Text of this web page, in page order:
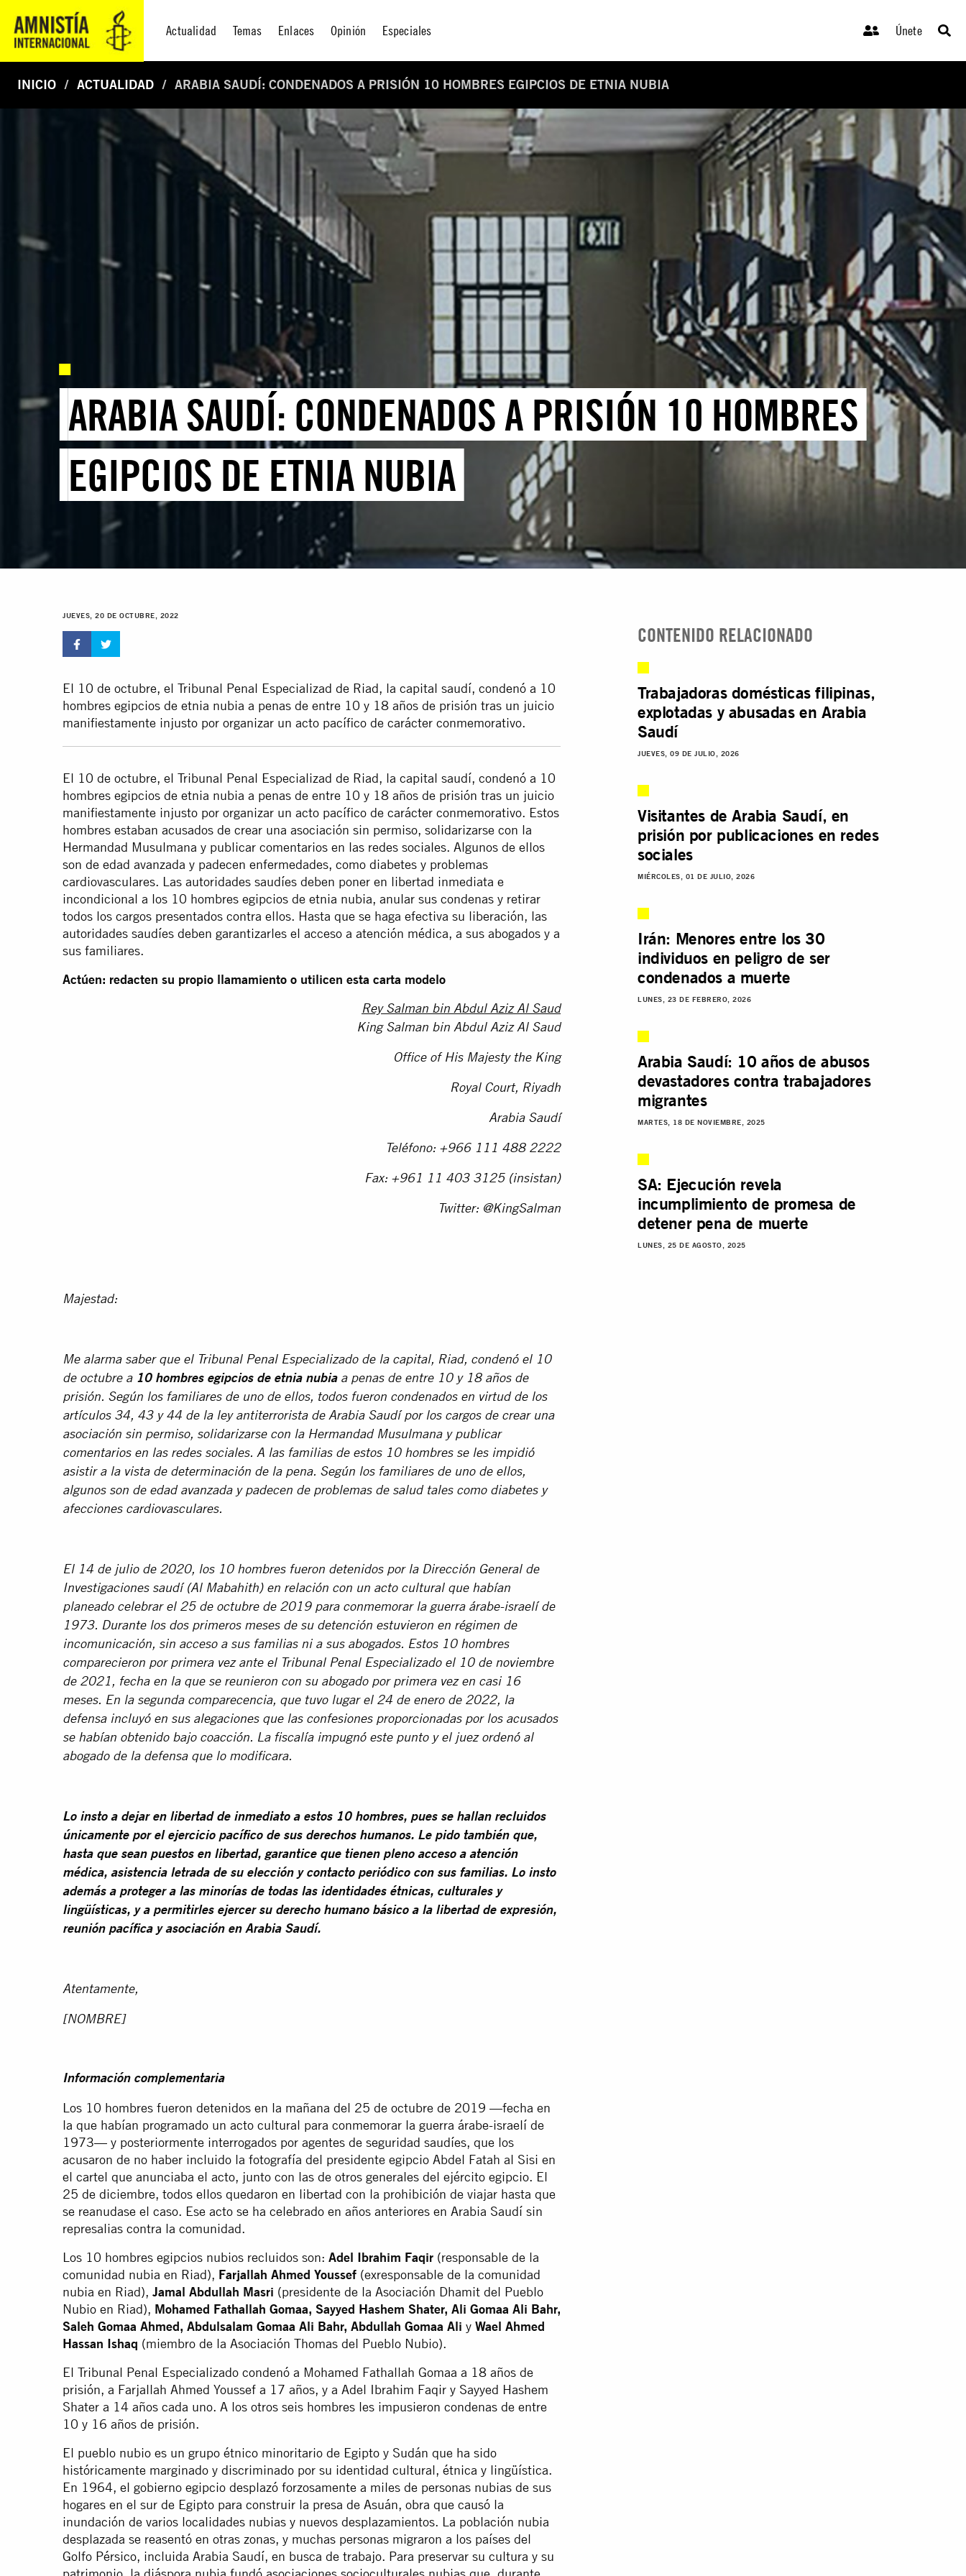
Actualidad Temas Enlaces Opinión Especiales Únete
INICIO ACTUALIDAD ARABIA SAUDÍ: CONDENADOS A PRISIÓN 10 HOMBRES EGIPCIOS DE ETNIA NUBIA
ARABIA SAUDÍ: CONDENADOS A PRISIÓN 10 HOMBRES
EGIPCIOS DE ETNIA NUBIA
JUEVES, 20 DE OCTUBRE, 2022
El 10 de octubre, el Tribunal Penal Especializad de Riad, la capital saudí, condenó a 10
hombres egipcios de etnia nubia a penas de entre 10 y 18 años de prisión tras un juicio
manifiestamente injusto por organizar un acto pacífico de carácter conmemorativo.
El 10 de octubre, el Tribunal Penal Especializad de Riad, la capital saudí, condenó a 10
hombres egipcios de etnia nubia a penas de entre 10 y 18 años de prisión tras un juicio
manifiestamente injusto por organizar un acto pacífico de carácter conmemorativo. Estos
hombres estaban acusados de crear una asociación sin permiso, solidarizarse con la
Hermandad Musulmana y publicar comentarios en las redes sociales. Algunos de ellos
son de edad avanzada y padecen enfermedades, como diabetes y problemas
cardiovasculares. Las autoridades saudíes deben poner en libertad inmediata e
incondicional a los 10 hombres egipcios de etnia nubia, anular sus condenas y retirar
todos los cargos presentados contra ellos. Hasta que se haga efectiva su liberación, las
autoridades saudíes deben garantizarles el acceso a atención médica, a sus abogados y a
sus familiares.
Actúen: redacten su propio llamamiento o utilicen esta carta modelo
Rey Salman bin Abdul Aziz Al Saud
King Salman bin Abdul Aziz Al Saud
Office of His Majesty the King
Royal Court, Riyadh
Arabia Saudí
Teléfono: +966 111 488 2222
Fax: +961 11 403 3125 (insistan)
Twitter: @KingSalman
Majestad:
Me alarma saber que el Tribunal Penal Especializado de la capital, Riad, condenó el 10
de octubre a 10 hombres egipcios de etnia nubiaa penas de entre 10 y 18 años de
prisión. Según los familiares de uno de ellos, todos fueron condenados en virtud de los
artículos 34, 43 y 44 de la ley antiterrorista de Arabia Saudí por los cargos de crear una
asociación sin permiso, solidarizarse con la Hermandad Musulmana y publicar
comentarios en las redes sociales. A las familias de estos 10 hombres se les impidió
asistir a la vista de determinación de la pena. Según los familiares de uno de ellos,
algunos son de edad avanzada y padecen de problemas de salud tales como diabetes y
afecciones cardiovasculares.
El 14 de julio de 2020, los 10 hombres fueron detenidos por la Dirección General de
Investigaciones saudí (Al Mabahith) en relación con un acto cultural que habían
planeado celebrar el 25 de octubre de 2019 para conmemorar la guerra árabe-israelí de
1973. Durante los dos primeros meses de su detención estuvieron en régimen de
incomunicación, sin acceso a sus familias ni a sus abogados. Estos 10 hombres
comparecieron por primera vez ante el Tribunal Penal Especializado el 10 de noviembre
de 2021, fecha en la que se reunieron con su abogado por primera vez en casi 16
meses. En la segunda comparecencia, que tuvo lugar el 24 de enero de 2022, la
defensa incluyó en sus alegaciones que las confesiones proporcionadas por los acusados
se habían obtenido bajo coacción. La fiscalía impugnó este punto y el juez ordenó al
abogado de la defensa que lo modificara.
Lo insto a dejar en libertad de inmediato a estos 10 hombres, pues se hallan recluidos
únicamente por el ejercicio pacífico de sus derechos humanos. Le pido también que,
hasta que sean puestos en libertad, garantice que tienen pleno acceso a atención
médica, asistencia letrada de su elección y contacto periódico con sus familias. Lo insto
además a proteger a las minorías de todas las identidades étnicas, culturales y
lingüísticas, y a permitirles ejercer su derecho humano básico a la libertad de expresión,
reunión pacífica y asociación en Arabia Saudí.
Atentamente,
[NOMBRE]
Información complementaria
Los 10 hombres fueron detenidos en la mañana del 25 de octubre de 2019 —fecha en
la que habían programado un acto cultural para conmemorar la guerra árabe-israelí de
1973— y posteriormente interrogados por agentes de seguridad saudíes, que los
acusaron de no haber incluido la fotografía del presidente egipcio Abdel Fatah al Sisi en
el cartel que anunciaba el acto, junto con las de otros generales del ejército egipcio. El
25 de diciembre, todos ellos quedaron en libertad con la prohibición de viajar hasta que
se reanudase el caso. Ese acto se ha celebrado en años anteriores en Arabia Saudí sin
represalias contra la comunidad.
Los 10 hombres egipcios nubios recluidos son: Adel Ibrahim Faqir (responsable de la
comunidad nubia en Riad), Farjallah Ahmed Youssef (exresponsable de la comunidad
nubia en Riad), Jamal Abdullah Masri (presidente de la Asociación Dhamit del Pueblo
Nubio en Riad), Mohamed Fathallah Gomaa, Sayyed Hashem Shater, Ali Gomaa Ali Bahr,
Saleh Gomaa Ahmed, Abdulsalam Gomaa Ali Bahr, Abdullah Gomaa Ali y Wael Ahmed
Hassan Ishaq (miembro de la Asociación Thomas del Pueblo Nubio).
El Tribunal Penal Especializado condenó a Mohamed Fathallah Gomaa a 18 años de
prisión, a Farjallah Ahmed Youssef a 17 años, y a Adel Ibrahim Faqir y Sayyed Hashem
Shater a 14 años cada uno. A los otros seis hombres les impusieron condenas de entre
10 y 16 años de prisión.
El pueblo nubio es un grupo étnico minoritario de Egipto y Sudán que ha sido
históricamente marginado y discriminado por su identidad cultural, étnica y lingüística.
En 1964, el gobierno egipcio desplazó forzosamente a miles de personas nubias de sus
hogares en el sur de Egipto para construir la presa de Asuán, obra que causó la
inundación de varios localidades nubias y nuevos desplazamientos. La población nubia
desplazada se reasentó en otras zonas, y muchas personas migraron a los países del
Golfo Pérsico, incluida Arabia Saudí, en busca de trabajo. Para preservar su cultura y su
CONTENIDO RELACIONADO
Trabajadoras domésticas filipinas,
explotadas y abusadas en Arabia
Saudí
JUEVES, 09 DE JULIO, 2026
Visitantes de Arabia Saudí, en
prisión por publicaciones en redes
sociales
MIÉRCOLES, 01 DE JULIO, 2026
Irán: Menores entre los 30
individuos en peligro de ser
condenados a muerte
LUNES, 23 DE FEBRERO, 2026
Arabia Saudí: 10 años de abusos
devastadores contra trabajadores
migrantes
MARTES, 18 DE NOVIEMBRE, 2025
SA: Ejecución revela
incumplimiento de promesa de
detener pena de muerte
LUNES, 25 DE AGOSTO, 2025